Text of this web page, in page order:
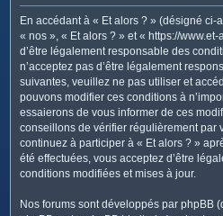
En accédant à « Et alors ? » (désigné ci-
« nos », « Et alors ? » et « https://
d’être légalement responsable des
n’acceptez pas d’être légalement
suivantes, veuillez ne pas utiliser et
pouvons modifier ces conditions à
essaierons de vous informer de ces
conseillons de vérifier régulièrement par
continuez à participer à « Et alors ? »
été effectuées, vous acceptez d’être
conditions modifiées et mises à jour.
Nos forums sont développés par phpBB